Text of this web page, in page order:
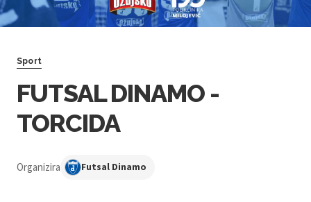
Sport
FUTSAL DINAMO -
TORCIDA
Organizira Futsal Dinamo